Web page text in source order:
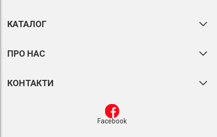
КАТАЛОГ
ПРО НАС
КОНТАКТИ
Facebook